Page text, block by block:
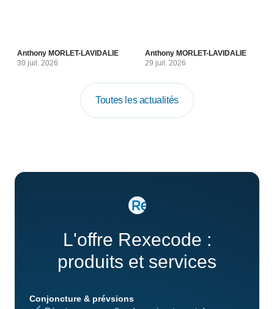
Anthony MORLET-LAVIDALIE
30 juil. 2026
Anthony MORLET-LAVIDALIE
29 juil. 2026
Toutes les actualités
L'offre Rexecode :
produits et services
Conjoncture & prévsions